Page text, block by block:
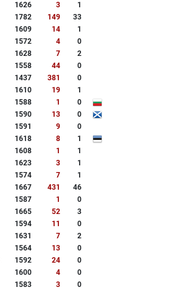
1626 3
1
1782 149
33
1609 14
1
1572 4
0
1628 7
2
1558 44
0
1437 381
0
1610 19
1
1588 1
0
1590 13
0
1591 9
0
1618 8
1
1608 1
1
1623 3
1
1574 7
1
1667 431
46
1587 1
0
1665 52
3
1594 11
0
1631 7
2
1564 13
0
1592 24
0
1600 4
0
1583 3 0